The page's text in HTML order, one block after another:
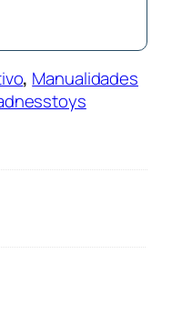
, Manualidades